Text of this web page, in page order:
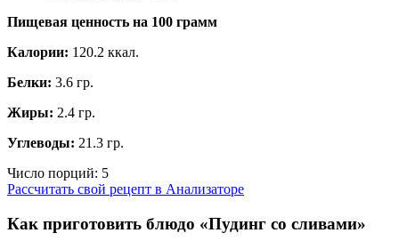
Пищевая ценность на 100 грамм
Калории: 120.2 ккал.
Белки: 3.6 гр.
Жиры: 2.4 гр.
Углеводы: 21.3 гр.
Число порций: 5
Рассчитать свой рецепт в Анализаторе
Как приготовить блюдо «Пудинг со сливами»